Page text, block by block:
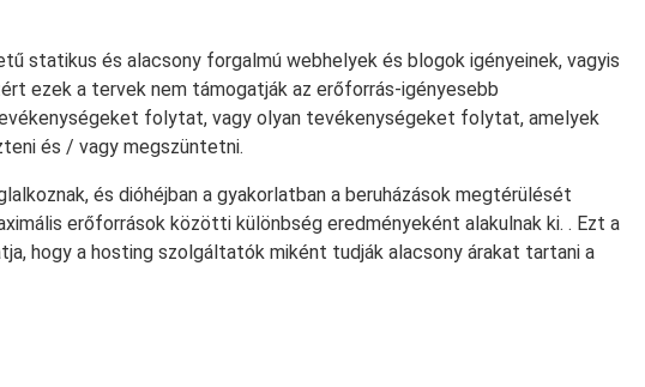
és alacsony forgalmú webhelyek és blogok igényeinek, vagyis
ezek a tervek nem támogatják az erőforrás-igényesebb
folytat, vagy olyan tevékenységeket folytat, amelyek
és / vagy megszüntetni.
és dióhéjban a gyakorlatban a beruházások megtérülését
erőforrások közötti különbség eredményeként alakulnak ki. . Ezt a
hogy a hosting szolgáltatók miként tudják alacsony árakat tartani a